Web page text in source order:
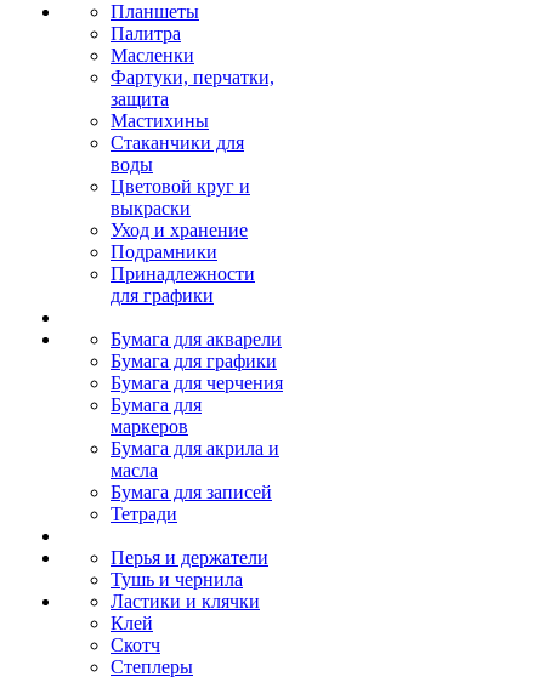
Планшеты
Палитра
Масленки
Фартуки, перчатки,
защита
Мастихины
Стаканчики для
воды
Цветовой круг и
выкраски
Уход и хранение
Подрамники
Принадлежности
для графики
Бумага для акварели
Бумага для графики
Бумага для черчения
Бумага для
маркеров
Бумага для акрила и
масла
Бумага для записей
Тетради
Перья и держатели
Тушь и чернила
Ластики и клячки
Клей
Скотч
Степлеры